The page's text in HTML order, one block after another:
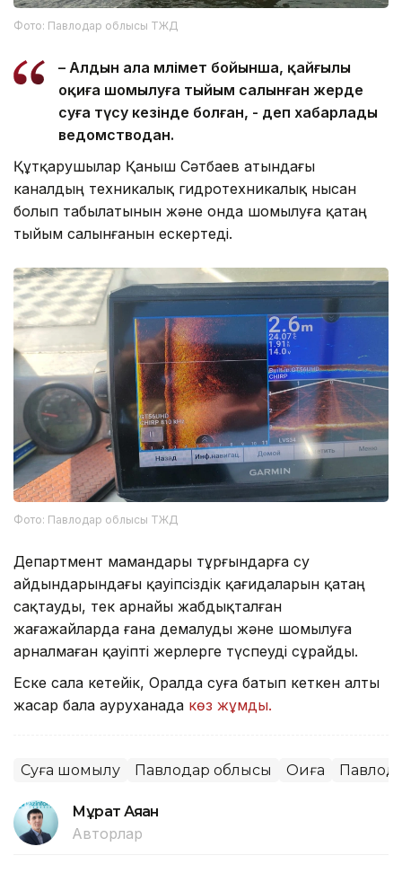
Фото: Павлодар облысы ТЖД
– Алдын ала мәлімет бойынша, қайғылы
оқиға шомылуға тыйым салынған жерде
суға түсу кезінде болған, - деп хабарлады
ведомстводан.
Құтқарушылар Қаныш Сәтбаев атындағы
каналдың техникалық гидротехникалық нысан
болып табылатынын және онда шомылуға қатаң
тыйым салынғанын ескертеді.
Фото: Павлодар облысы ТЖД
Департмент мамандары тұрғындарға су
айдындарындағы қауіпсіздік қағидаларын қатаң
сақтауды, тек арнайы жабдықталған
жағажайларда ғана демалуды және шомылуға
арналмаған қауіпті жерлерге түспеуді сұрайды.
Еске сала кетейік, Оралда суға батып кеткен алты
жасар бала ауруханада көз жұмды.
Суға шомылу Павлодар облысы Оқиға
Мұрат Аяған
Авторлар